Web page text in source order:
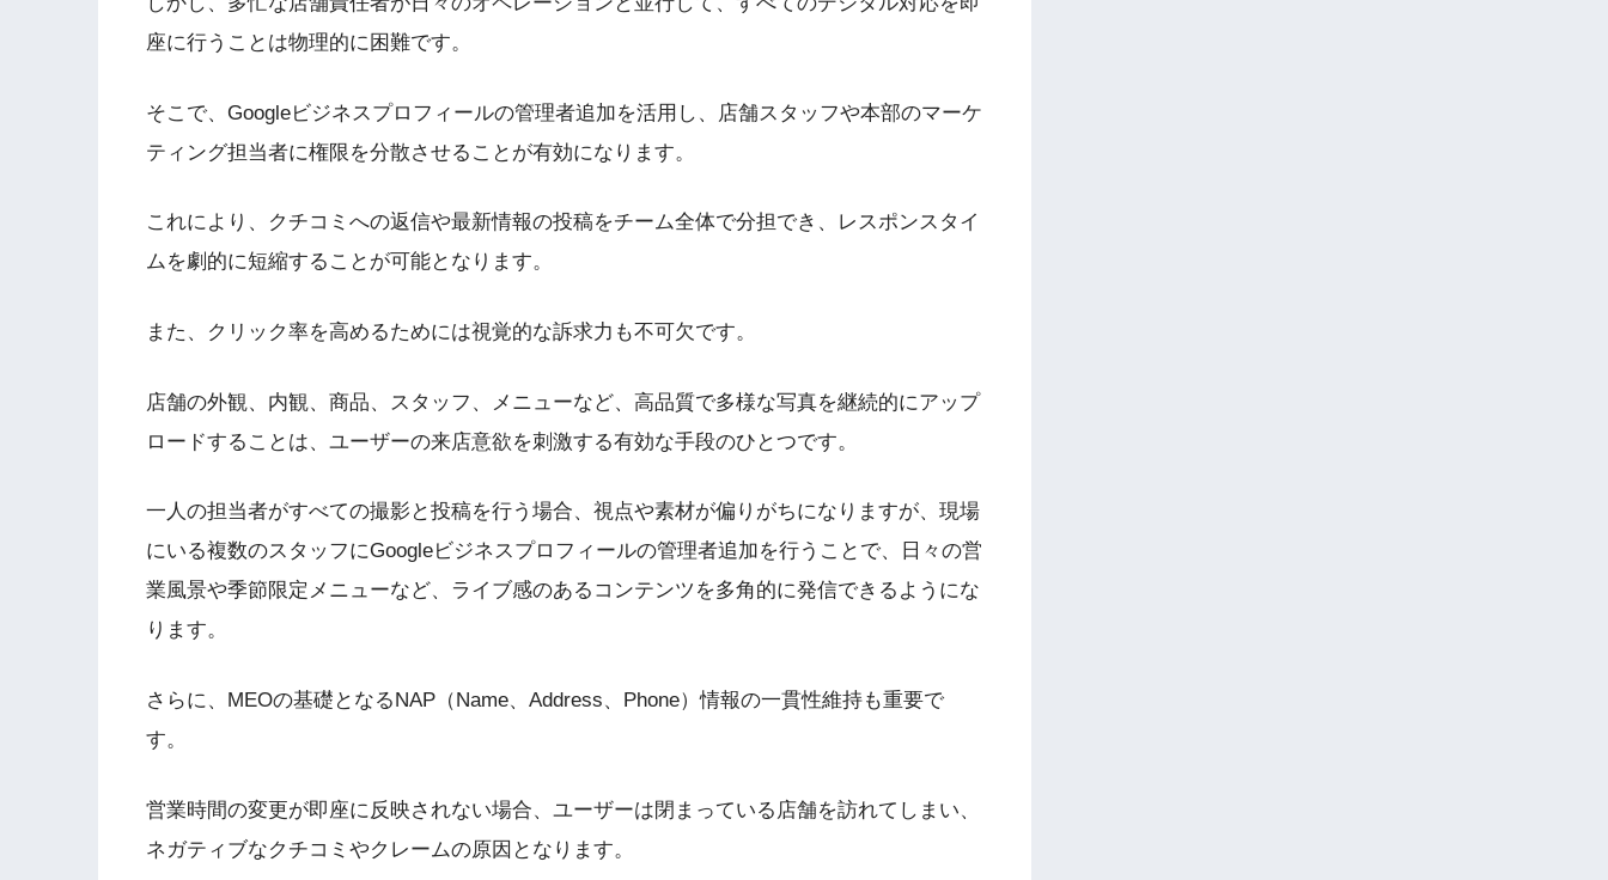
座に行うことは物理的に困難です。
そこで、Googleビジネスプロフィールの管理者追加を活用し、店舗スタッフや本部のマーケ
ティング担当者に権限を分散させることが有効になります。
これにより、クチコミへの返信や最新情報の投稿をチーム全体で分担でき、レスポンスタイ
ムを劇的に短縮することが可能となります。
また、クリック率を高めるためには視覚的な訴求力も不可欠です。
店舗の外観、内観、商品、スタッフ、メニューなど、高品質で多様な写真を継続的にアップ
ロードすることは、ユーザーの来店意欲を刺激する有効な手段のひとつです。
一人の担当者がすべての撮影と投稿を行う場合、視点や素材が偏りがちになりますが、現場
にいる複数のスタッフにGoogleビジネスプロフィールの管理者追加を行うことで、日々の営
業風景や季節限定メニューなど、ライブ感のあるコンテンツを多角的に発信できるようにな
ります。
さらに、MEOの基礎となるNAP（Name、Address、Phone）情報の一貫性維持も重要で
す。
営業時間の変更が即座に反映されない場合、ユーザーは閉まっている店舗を訪れてしまい、
ネガティブなクチコミやクレームの原因となります。